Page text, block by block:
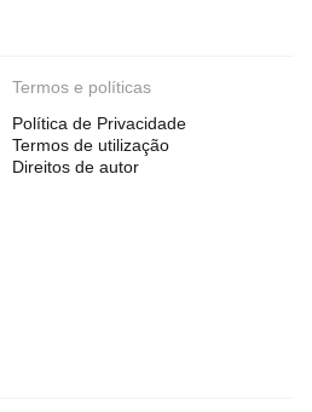
Termos e políticas
Política de Privacidade
Termos de utilização
Direitos de autor